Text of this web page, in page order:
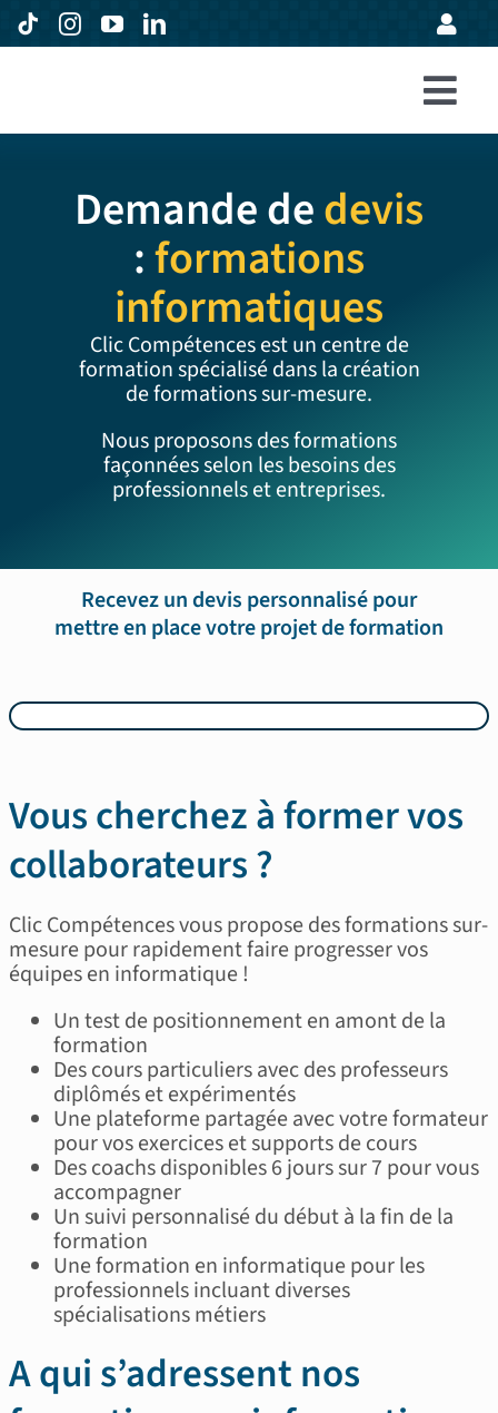
Passer
au
Formations
Entreprises
Avis
Expertise
À propos
Demande dedevis
:formations
informatiques
Clic Compétences est un centre de
formation spécialisé dans la création
de formations sur-mesure.
Nous proposons des formations
façonnées selon les besoins des
professionnels et entreprises.
Recevez un devis personnalisé pour
mettre en place votre projet de formation
Vous cherchez à former vos
collaborateurs ?
Clic Compétences vous propose des formations sur-
mesure pour rapidement faire progresser vos
équipes en informatique !
Un test de positionnement en amont de la
formation
Des cours particuliers avec des professeurs
diplômés et expérimentés
Une plateforme partagée avec votre formateur
pour vos exercices et supports de cours
Des coachs disponibles 6 jours sur 7 pour vous
accompagner
Un suivi personnalisé du début à la fin de la
formation
Une formation en informatique pour les
professionnels incluant diverses
spécialisations métiers
A qui s’adressent nos